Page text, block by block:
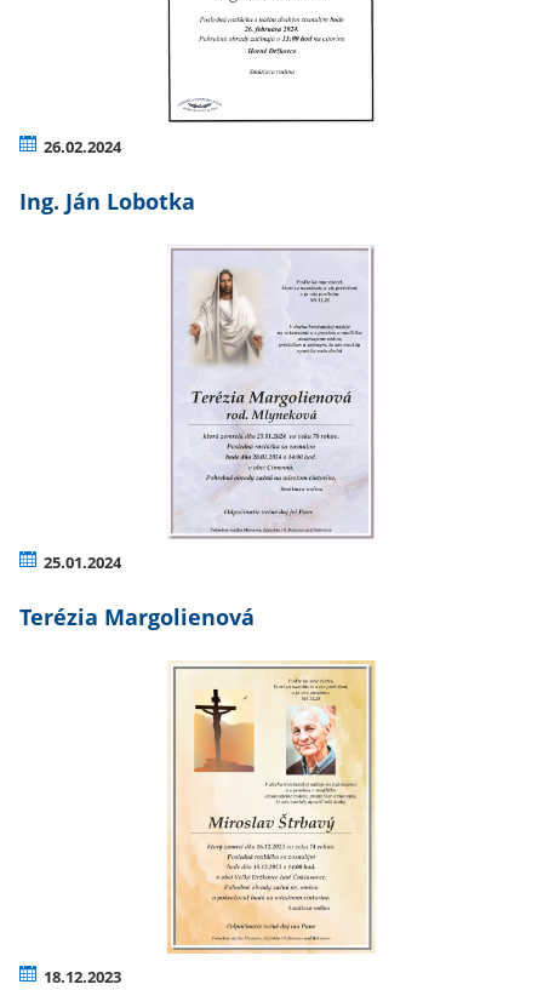
26.02.2024
Ing. Ján Lobotka
25.01.2024
Terézia Margolienová
18.12.2023